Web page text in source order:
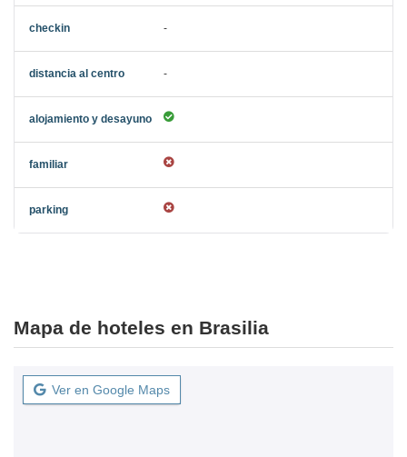
-
-
Mapa de hoteles en Brasilia
Ver en Google Maps